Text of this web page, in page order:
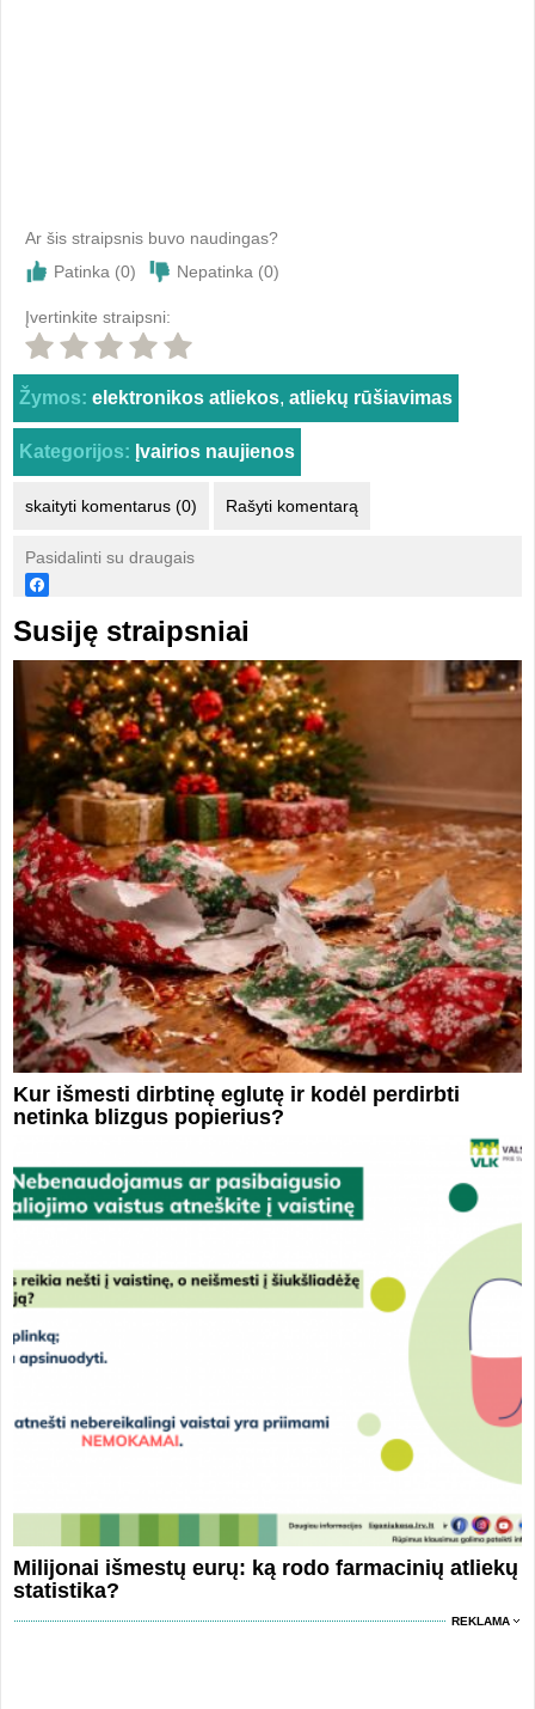
Ar šis straipsnis buvo naudingas?
Patinka (0) Nepatinka (0)
Įvertinkite straipsni:
Žymos: elektronikos atliekos, atliekų rūšiavimas
Kategorijos: Įvairios naujienos
skaityti komentarus (0) Rašyti komentarą
Pasidalinti su draugais
Susiję straipsniai
Kur išmesti dirbtinę eglutę ir kodėl perdirbti
netinka blizgus popierius?
Milijonai išmestų eurų: ką rodo farmacinių atliekų
statistika?
REKLAMA